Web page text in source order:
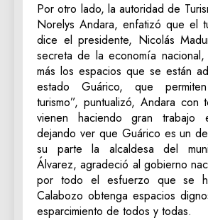
Por otro lado, la autoridad de
Norelys Andara, enfatizó que el
dice el presidente, Nicolás
secreta de la economía
más los espacios que se están
estado Guárico, que
turismo”, puntualizó, Andara con
vienen haciendo gran trabajo
dejando ver que Guárico es un
su parte la alcaldesa del
Álvarez, agradeció al gobierno
por todo el esfuerzo que se
Calabozo obtenga espacios
esparcimiento de todos y todas.